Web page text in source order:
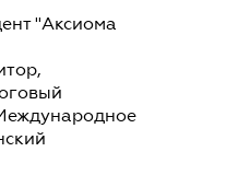
"Аксиома